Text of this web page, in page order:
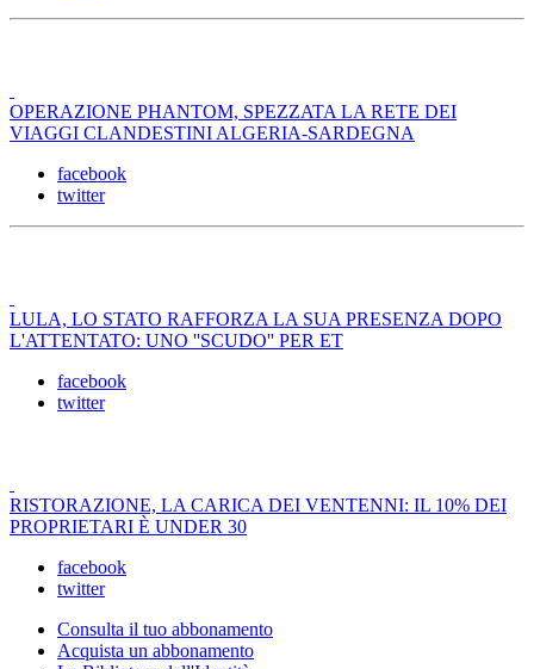
OPERAZIONE PHANTOM, SPEZZATA LA RETE DEI
VIAGGI CLANDESTINI ALGERIA-SARDEGNA
facebook
twitter
LULA, LO STATO RAFFORZA LA SUA PRESENZA DOPO
L'ATTENTATO: UNO ''SCUDO'' PER ET
facebook
twitter
RISTORAZIONE, LA CARICA DEI VENTENNI: IL 10% DEI
PROPRIETARI È UNDER 30
facebook
twitter
Consulta il tuo abbonamento
Acquista un abbonamento